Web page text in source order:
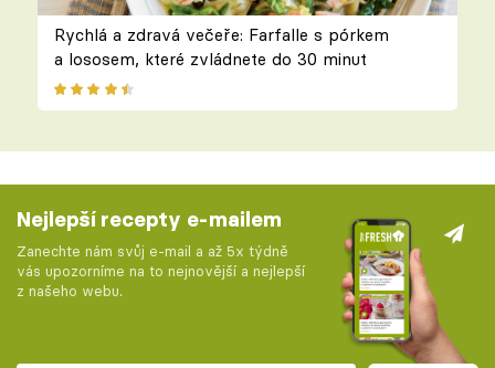
Rychlá a zdravá večeře: Farfalle s pórkem
a lososem, které zvládnete do 30 minut
Nejlepší recepty e-mailem
Zanechte nám svůj e-mail a až 5x týdně
vás upozorníme na to nejnovější a nejlepší
z našeho webu.